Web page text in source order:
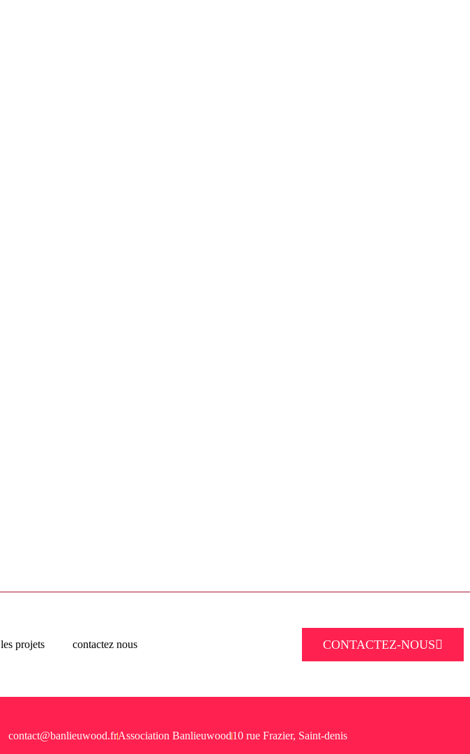
les projets contactez nous CONTACTEZ-NOUS
contact@banlieuwood.frAssociation Banlieuwood10 rue Frazier, Saint-denis